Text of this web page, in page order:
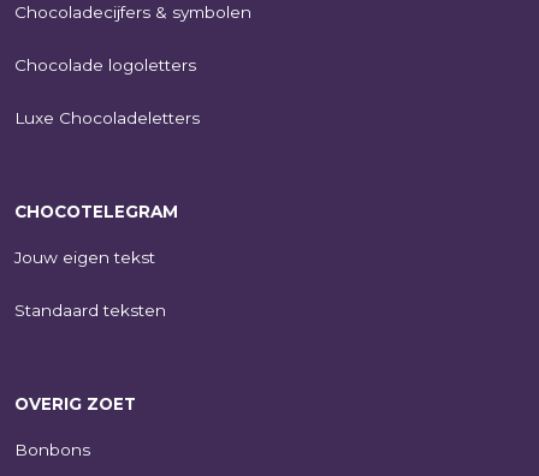
Chocoladecijfers & symbolen
Chocolade logoletters
Luxe Chocoladeletters
CHOCOTELEGRAM
Jouw eigen tekst
Standaard teksten
OVERIG ZOET
Bonbons